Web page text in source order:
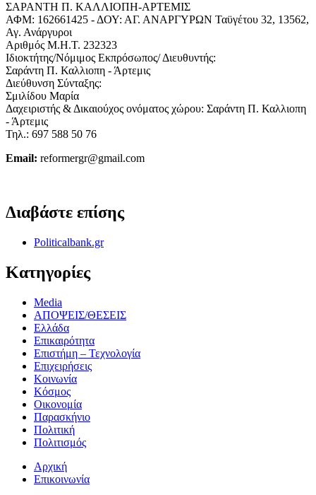
ΣΑΡΑΝΤΗ Π. ΚΑΛΛΙΟΠΗ-ΑΡΤΕΜΙΣ
ΑΦΜ: 162661425 - ΔΟΥ: ΑΓ. ΑΝΑΡΓΥΡΩΝ Ταϋγέτου 32, 13562,
Αγ. Ανάργυροι
Αριθμός Μ.Η.Τ. 232323
Ιδιοκτήτης/Νόμιμος Εκπρόσωπος/ Διευθυντής:
Σαράντη Π. Καλλιοπη - Άρτεμις
Διεύθυνση Σύνταξης:
Σμιλίδου Μαρία
Δαχειριστής & Δικαιούχος ονόματος χώρου: Σαράντη Π. Καλλιοπη
- Άρτεμις
Τηλ.: 697 588 50 76
Email: reformergr@gmail.com
Διαβάστε επίσης
Politicalbank.gr
Κατηγορίες
Media
ΑΠΟΨΕΙΣ/ΘΕΣΕΙΣ
Ελλάδα
Επικαιρότητα
Επιστήμη – Τεχνολογία
Επιχειρήσεις
Κοινωνία
Κόσμος
Οικονομία
Παρασκήνιο
Πολιτική
Πολιτισμός
Αρχική
Επικοινωνία